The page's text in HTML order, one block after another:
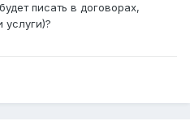
писать в договорах,
услуги)?